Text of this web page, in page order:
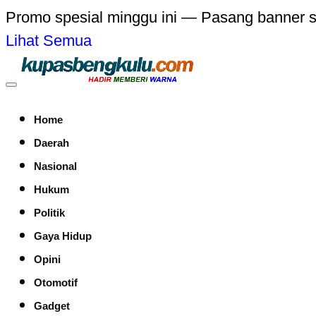
Promo spesial minggu ini — Pasang banner
Lihat Semua
Home
Daerah
Nasional
Hukum
Politik
Gaya Hidup
Opini
Otomotif
Gadget